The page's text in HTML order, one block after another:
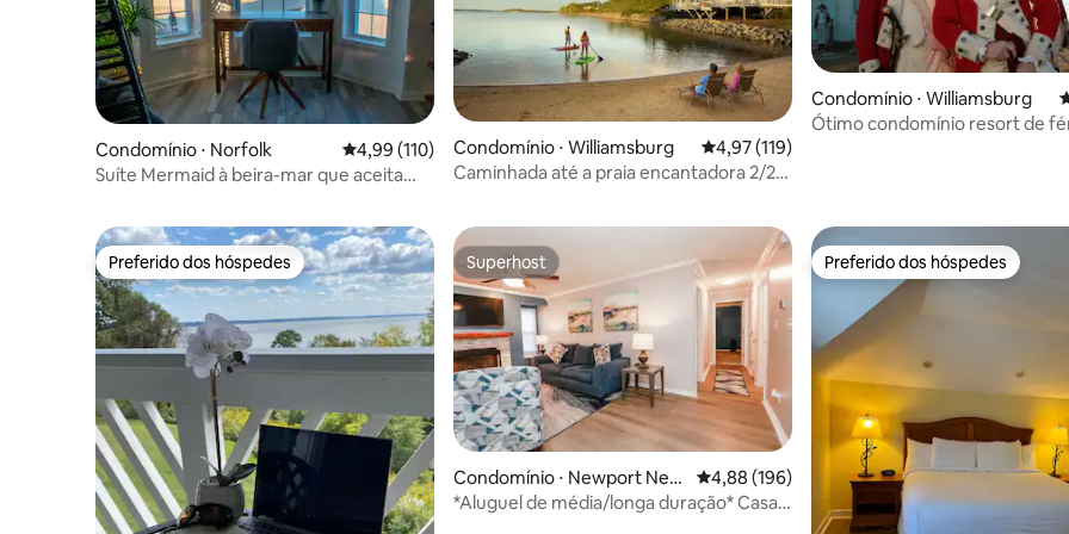
Condomínio ⋅ Norfolk 4,99 de uma avaliação média de 5, 110 avaliações
4,99 (110)
Suíte Mermaid à beira-mar que aceita
Condomínio ⋅ Williamsburg 4,97 de uma avaliação média de 5, 119
4,97 (119)
Caminhada até a praia encantadora 2/2
Condomínio ⋅ Williamsburg
Ótimo condomínio resort de
Preferido dos hóspedes
Preferido dos hóspedes Superhost
Superhost
Condomínio ⋅ Newport New
s
4,88 de uma avaliação média de 5, 196
4,88 (196)
*Aluguel de média/longa duração* Casa
Preferido dos hóspedes
Preferido dos hóspedes